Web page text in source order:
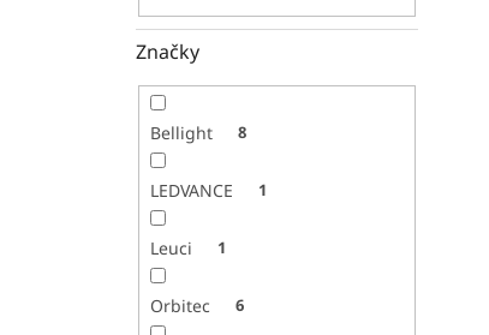
Značky
Bellight 8
LEDVANCE 1
Leuci 1
Orbitec 6